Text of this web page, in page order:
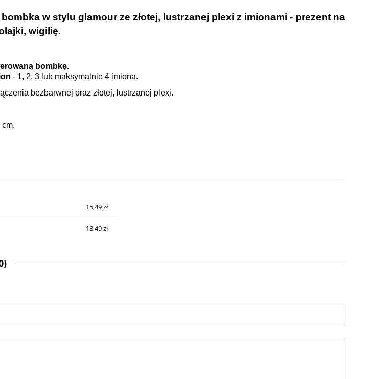
w stylu glamour ze złotej, lustrzanej plexi z imionami - prezent na
wigilię.
bombkę.
- 1, 2, 3 lub maksymalnie 4 imiona.
bezbarwnej oraz złotej, lustrzanej plexi.
cm.
NIE ZAWIERA EWENTUALNYCH
PŁATNOŚCI
15,49 zł
18,49 zł